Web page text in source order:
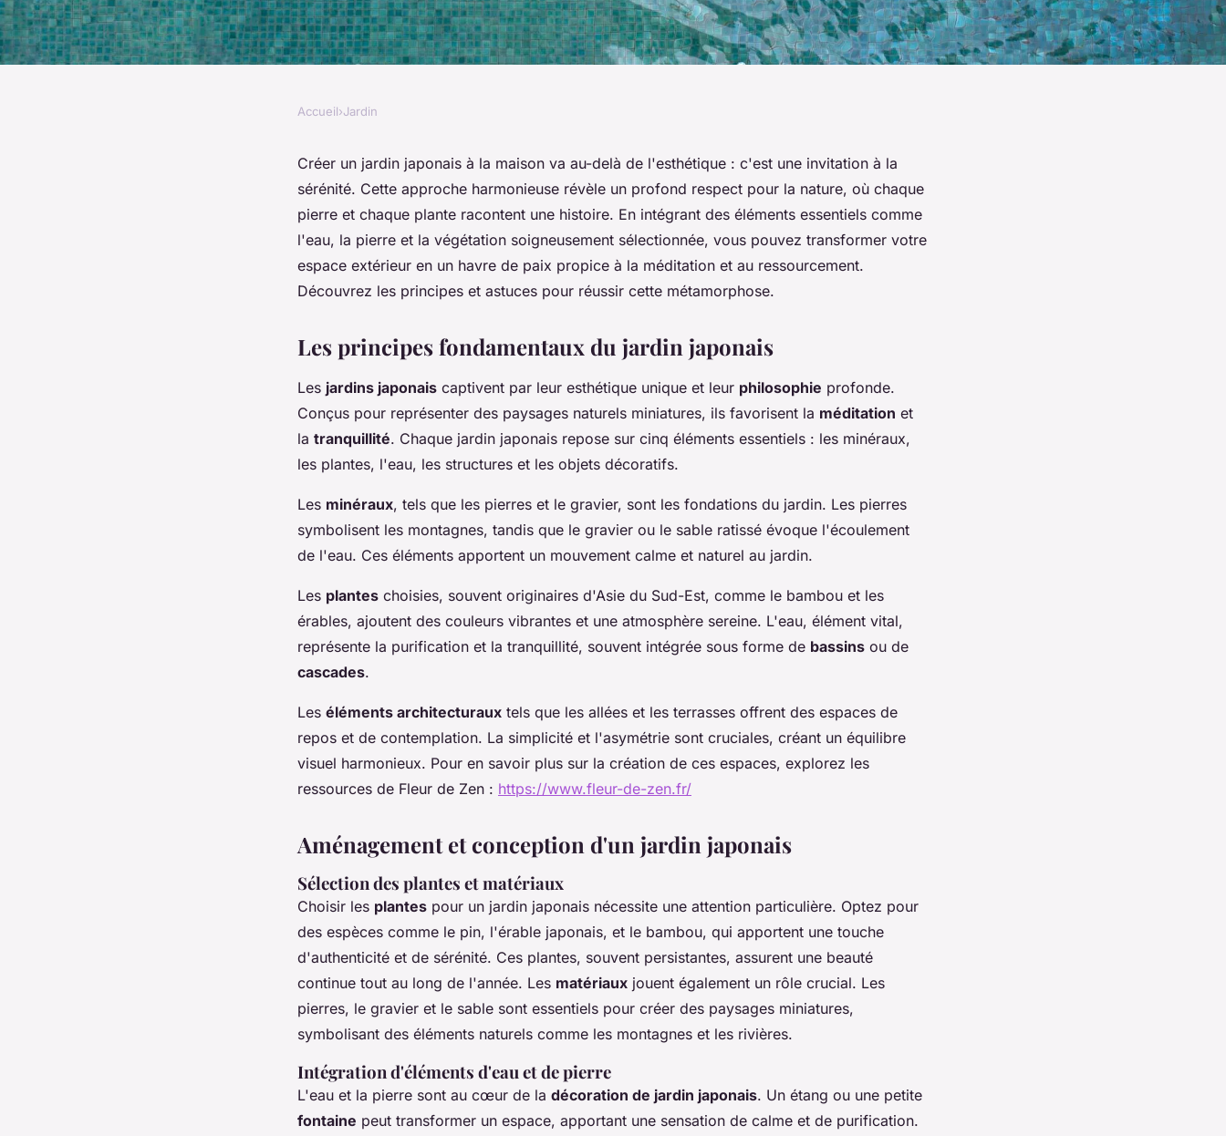
Comment aménager un jardin
japonais dans sa maison ? guide
Accueil›Jardin
Créer un jardin japonais à la maison va au-delà de l'esthétique : c'est une invitation à la
sérénité. Cette approche harmonieuse révèle un profond respect pour la nature, où chaque
pierre et chaque plante racontent une histoire. En intégrant des éléments essentiels comme
l'eau, la pierre et la végétation soigneusement sélectionnée, vous pouvez transformer votre
espace extérieur en un havre de paix propice à la méditation et au ressourcement.
Découvrez les principes et astuces pour réussir cette métamorphose.
Les principes fondamentaux du jardin japonais
Les jardins japonais captivent par leur esthétique unique et leur philosophie profonde.
Conçus pour représenter des paysages naturels miniatures, ils favorisent la méditation et
la tranquillité. Chaque jardin japonais repose sur cinq éléments essentiels : les minéraux,
les plantes, l'eau, les structures et les objets décoratifs.
Les minéraux, tels que les pierres et le gravier, sont les fondations du jardin. Les pierres
symbolisent les montagnes, tandis que le gravier ou le sable ratissé évoque l'écoulement
de l'eau. Ces éléments apportent un mouvement calme et naturel au jardin.
Les plantes choisies, souvent originaires d'Asie du Sud-Est, comme le bambou et les
érables, ajoutent des couleurs vibrantes et une atmosphère sereine. L'eau, élément vital,
représente la purification et la tranquillité, souvent intégrée sous forme de bassins ou de
cascades.
Les éléments architecturaux tels que les allées et les terrasses offrent des espaces de
repos et de contemplation. La simplicité et l'asymétrie sont cruciales, créant un équilibre
visuel harmonieux. Pour en savoir plus sur la création de ces espaces, explorez les
ressources de Fleur de Zen : https://www.fleur-de-zen.fr/
Aménagement et conception d'un jardin japonais
Sélection des plantes et matériaux
Choisir les plantes pour un jardin japonais nécessite une attention particulière. Optez pour
des espèces comme le pin, l'érable japonais, et le bambou, qui apportent une touche
d'authenticité et de sérénité. Ces plantes, souvent persistantes, assurent une beauté
continue tout au long de l'année. Les matériaux jouent également un rôle crucial. Les
pierres, le gravier et le sable sont essentiels pour créer des paysages miniatures,
symbolisant des éléments naturels comme les montagnes et les rivières.
Intégration d'éléments d'eau et de pierre
L'eau et la pierre sont au cœur de la décoration de jardin japonais. Un étang ou une petite
fontaine peut transformer un espace, apportant une sensation de calme et de purification.